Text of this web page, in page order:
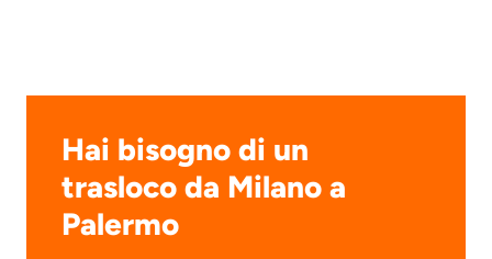
Hai bisogno di un
trasloco da Milano a
Palermo